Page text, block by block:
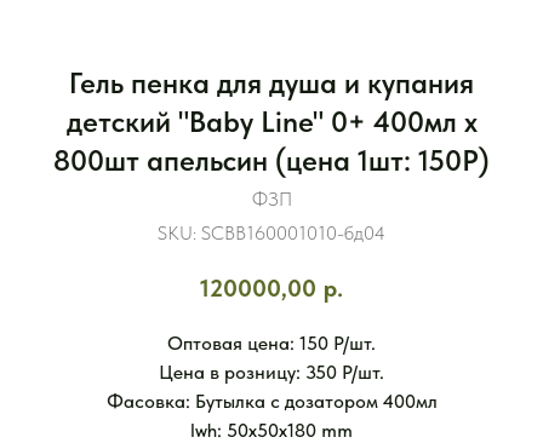
Гель пенка для душа и купания
детский "Baby Line" 0+ 400мл x
800шт апельсин (цена 1шт: 150Р)
ФЗП
SKU: SCBB160001010-бд04
120000,00 р.
Оптовая цена: 150 Р/шт.
Цена в розницу: 350 Р/шт.
Фасовка: Бутылка с дозатором 400мл
lwh: 50x50x180 mm